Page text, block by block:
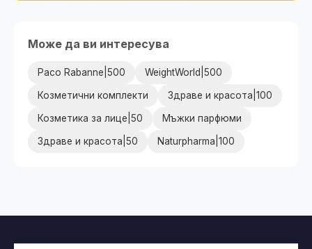
Може да ви интересува
Paco Rabanne|500 WeightWorld|500
Козметични комплекти Здраве и красота|100
Козметика за лице|50 Мъжки парфюми
Здраве и красота|50 Naturpharma|100